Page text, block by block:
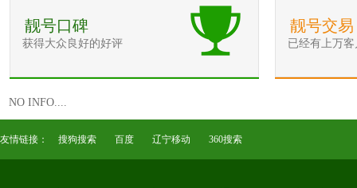
靓号口碑
获得大众良好的好评
靓号交易
已经有上万
NO INFO....
友情链接： 搜狗搜索 百度 辽宁移动 360搜索